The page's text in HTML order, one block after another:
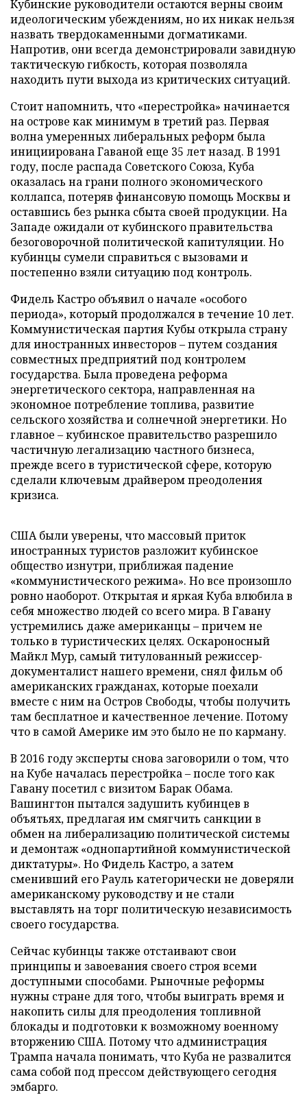
Кубинские руководители остаются верны своим
идеологическим убеждениям, но их никак нельзя
назвать твердокаменными догматиками.
Напротив, они всегда демонстрировали завидную
тактическую гибкость, которая позволяла
находить пути выхода из критических ситуаций.
Стоит напомнить, что «перестройка» начинается
на острове как минимум в третий раз. Первая
волна умеренных либеральных реформ была
инициирована Гаваной еще 35 лет назад. В 1991
году, после распада Советского Союза, Куба
оказалась на грани полного экономического
коллапса, потеряв финансовую помощь Москвы и
оставшись без рынка сбыта своей продукции. На
Западе ожидали от кубинского правительства
безоговорочной политической капитуляции. Но
кубинцы сумели справиться с вызовами и
постепенно взяли ситуацию под контроль.
Фидель Кастро объявил о начале «особого
периода», который продолжался в течение 10 лет.
Коммунистическая партия Кубы открыла страну
для иностранных инвесторов – путем создания
совместных предприятий под контролем
государства. Была проведена реформа
энергетического сектора, направленная на
экономное потребление топлива, развитие
сельского хозяйства и солнечной энергетики. Но
главное – кубинское правительство разрешило
частичную легализацию частного бизнеса,
прежде всего в туристической сфере, которую
сделали ключевым драйвером преодоления
кризиса.
США были уверены, что массовый приток
иностранных туристов разложит кубинское
общество изнутри, приближая падение
«коммунистического режима». Но все произошло
ровно наоборот. Открытая и яркая Куба влюбила в
себя множество людей со всего мира. В Гавану
устремились даже американцы – причем не
только в туристических целях. Оскароносный
Майкл Мур, самый титулованный режиссер-
документалист нашего времени, снял фильм об
американских гражданах, которые поехали
вместе с ним на Остров Свободы, чтобы получить
там бесплатное и качественное лечение. Потому
что в самой Америке им это было не по карману.
В 2016 году эксперты снова заговорили о том, что
на Кубе началась перестройка – после того как
Гавану посетил с визитом Барак Обама.
Вашингтон пытался задушить кубинцев в
объятьях, предлагая им смягчить санкции в
обмен на либерализацию политической системы
и демонтаж «однопартийной коммунистической
диктатуры». Но Фидель Кастро, а затем
сменивший его Рауль категорически не доверяли
американскому руководству и не стали
выставлять на торг политическую независимость
своего государства.
Сейчас кубинцы также отстаивают свои
принципы и завоевания своего строя всеми
доступными способами. Рыночные реформы
нужны стране для того, чтобы выиграть время и
накопить силы для преодоления топливной
блокады и подготовки к возможному военному
вторжению США. Потому что администрация
Трампа начала понимать, что Куба не развалится
сама собой под прессом действующего сегодня
эмбарго.